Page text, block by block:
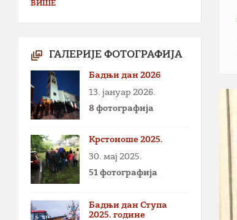
ВИШЕ
ГАЛЕРИЈЕ ФОТОГРАФИЈА
Бадњи дан 2026
13. јануар 2026.
8 фотографија
Крстоноше 2025.
30. мај 2025.
51 фотографија
Бадњи дан Ступа
2025. године